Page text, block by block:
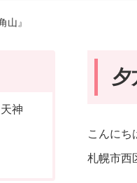
山』
夕
こんにち
札幌市西
神